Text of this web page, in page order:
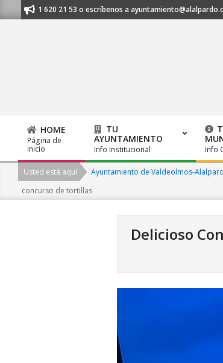
to
al 91 620 21 53 o escríbenos a ayuntamiento@alalpardo.org
Primary
Navigation
Menu
HOME
Página de
inicio
TU
AYUNTAMIENTO
Info Institucional Info
Usted está aquí Ayuntamiento de Valdeolmos-
concurso de tortillas
Delicioso